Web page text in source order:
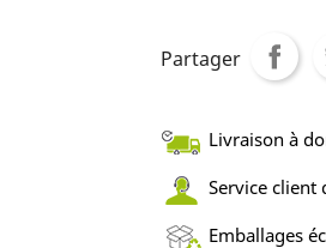
Partager
Livraison à
Service client
Emballages